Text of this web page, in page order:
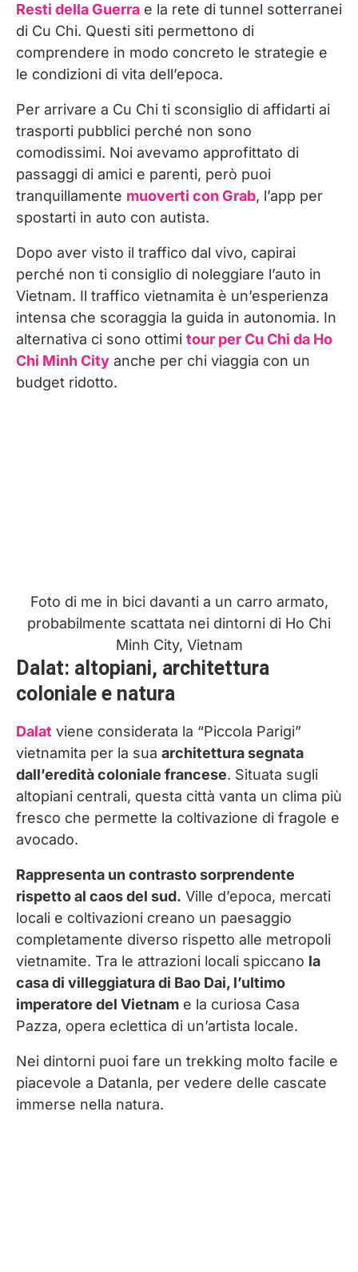
Resti della Guerra e la rete di tunnel sotterranei
di Cu Chi. Questi siti permettono di
comprendere in modo concreto le strategie e
le condizioni di vita dell’epoca.
Per arrivare a Cu Chi ti sconsiglio di affidarti ai
trasporti pubblici perché non sono
comodissimi. Noi avevamo approfittato di
passaggi di amici e parenti, però puoi
tranquillamente muoverti con Grab, l’app per
spostarti in auto con autista.
Dopo aver visto il traffico dal vivo, capirai
perché non ti consiglio di noleggiare l’auto in
Vietnam. Il traffico vietnamita è un’esperienza
intensa che scoraggia la guida in autonomia. In
alternativa ci sono ottimi tour per Cu Chi da Ho
Chi Minh City anche per chi viaggia con un
budget ridotto.
Foto di me in bici davanti a un carro armato,
probabilmente scattata nei dintorni di Ho Chi
Minh City, Vietnam
Dalat: altopiani, architettura
coloniale e natura
Dalat viene considerata la “Piccola Parigi”
vietnamita per la sua architettura segnata
dall’eredità coloniale francese. Situata sugli
altopiani centrali, questa città vanta un clima più
fresco che permette la coltivazione di fragole e
avocado.
Rappresenta un contrasto sorprendente
rispetto al caos del sud. Ville d’epoca, mercati
locali e coltivazioni creano un paesaggio
completamente diverso rispetto alle metropoli
vietnamite. Tra le attrazioni locali spiccano la
casa di villeggiatura di Bao Dai, l’ultimo
imperatore del Vietnam e la curiosa Casa
Pazza, opera eclettica di un’artista locale.
Nei dintorni puoi fare un trekking molto facile e
piacevole a Datanla, per vedere delle cascate
immerse nella natura.